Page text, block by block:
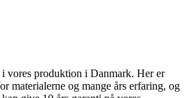
vores produktion i Danmark. Her er
materialerne og mange års erfaring, og